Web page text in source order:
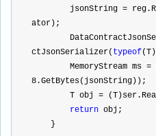
        jsonString
=
ator);
ctJsonSerializer( typeof
        MemoryStream ms
=
8.GetBytes(jsonString));
        T obj
=
return obj;
    }